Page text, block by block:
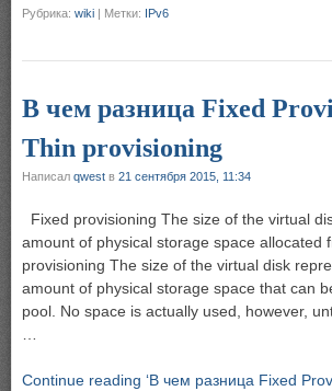
Рубрика: wiki | Метки: IPv6
В чем разница Fixed
Thin provisioning
Написал qwest в 21 сентября 2015, 11:34
Fixed provisioning The size of the virtual
amount of physical storage space allocated
provisioning The size of the virtual disk
amount of physical storage space that can
pool. No space is actually used, however,
…
Continue reading ‘В чем разница Fixed